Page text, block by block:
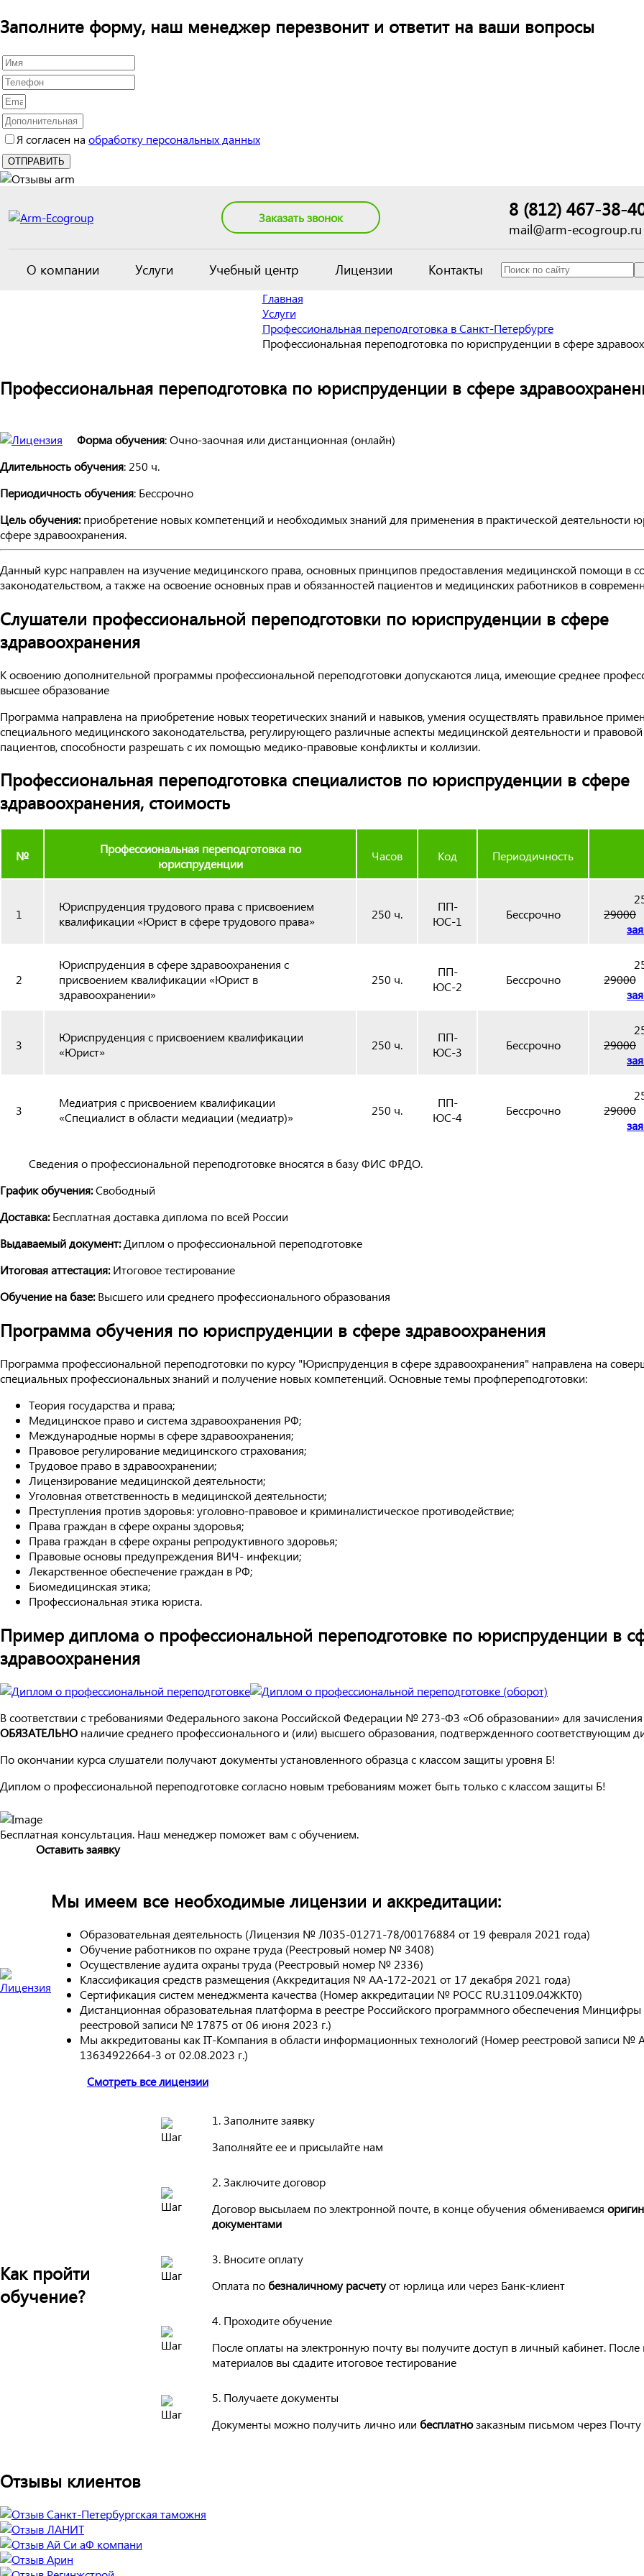
Заполните форму, наш менеджер перезвонит и ответит на ваши вопросы
Я согласен на обработку персональных данных
Заказать звонок 8 (812) 467-38-
mail@arm-ecogroup.ru
О компании Услуги Учебный центр Лицензии Контакты
Главная
Услуги
Профессиональная переподготовка в Санкт-Петербурге
Профессиональная переподготовка по юриспруденции в сфере
Профессиональная переподготовка по юриспруденции в сфере
Форма обучения: Очно-заочная или дистанционная (онлайн)
Длительность обучения: 250 ч.
Периодичность обучения: Бессрочно
Цель обучения:приобретение новых компетенций и необходимых знаний для применения в практической деятельности
сфере здравоохранения.
Данный курс направлен на изучение медицинского права, основных принципов предоставления медицинской помощи в
законодательством, а также на освоение основных прав и обязанностей пациентов и медицинских работников в
Слушатели профессиональной переподготовки по юриспруденции в сфере
здравоохранения
К освоению дополнительной программы профессиональной переподготовки допускаются лица, имеющие среднее
высшее образование
Программа направлена на приобретение новых теоретических знаний и навыков, умения осуществлять правильное
специального медицинского законодательства, регулирующего различные аспекты медицинской деятельности и правовой
пациентов, способности разрешать с их помощью медико-правовые конфликты и коллизии.
Профессиональная переподготовка специалистов по юриспруденции в сфере
здравоохранения, стоимость
№
Профессиональная переподготовка по
юриспруденции
Часов Код Периодичность
1
Юриспруденция трудового права с присвоением
квалификации «Юрист в сфере трудового права»
250 ч.
ПП-
ЮС-1
Бессрочно
29000
2
Юриспруденция в сфере здравоохранения с
присвоением квалификации «Юрист в
здравоохранении»
250 ч.
ПП-
ЮС-2
Бессрочно
29000
3
Юриспруденция с присвоением квалификации
«Юрист»
250 ч.
ПП-
ЮС-3
Бессрочно
29000
3
Медиатрия с присвоением квалификации
«Специалист в области медиации (медиатр)»
250 ч.
ПП-
ЮС-4
Бессрочно
29000
Сведения о профессиональной переподготовке вносятся в базу ФИС ФРДО.
График обучения:Свободный
Доставка:Бесплатная доставка диплома по всей России
Выдаваемый документ:Диплом о профессиональной переподготовке
Итоговая аттестация:Итоговое тестирование
Обучение на базе:Высшего или среднего профессионального образования
Программа обучения по юриспруденции в сфере здравоохранения
Программа профессиональной переподготовки по курсу "Юриспруденция в сфере здравоохранения" направлена на
специальных профессиональных знаний и получение новых компетенций. Основные темы профпереподготовки:
Теория государства и права;
Медицинское право и система здравоохранения РФ;
Международные нормы в сфере здравоохранения;
Правовое регулирование медицинского страхования;
Трудовое право в здравоохранении;
Лицензирование медицинской деятельности;
Уголовная ответственность в медицинской деятельности;
Преступления против здоровья: уголовно-правовое и криминалистическое противодействие;
Права граждан в сфере охраны здоровья;
Права граждан в сфере охраны репродуктивного здоровья;
Правовые основы предупреждения ВИЧ- инфекции;
Лекарственное обеспечение граждан в РФ;
Биомедицинская этика;
Профессиональная этика юриста.
Пример диплома о профессиональной переподготовке по юриспруденции в
здравоохранения
В соответствии с требованиями Федерального закона Российской Федерации № 273-ФЗ «Об образовании» для зачисления
ОБЯЗАТЕЛЬНО наличие среднего профессионального и (или) высшего образования, подтвержденного соответствующим
По окончании курса слушатели получают документы установленного образца с классом защиты уровня Б!
Диплом о профессиональной переподготовке согласно новым требованиям может быть только с классом защиты Б!
Бесплатная консультация. Наш менеджер поможет вам с обучением.
Оставить заявку
Мы имеем все необходимые лицензии и аккредитации:
Образовательная деятельность (Лицензия № Л035-01271-78/00176884 от 19 февраля 2021 года)
Обучение работников по охране труда (Реестровый номер № 3408)
Осуществление аудита охраны труда (Реестровый номер № 2336)
Классификация средств размещения (Аккредитация № АА-172-2021 от 17 декабря 2021 года)
Сертификация систем менеджмента качества (Номер аккредитации № РОСС RU.31109.04ЖКТ0)
Дистанционная образовательная платформа в реестре Российского программного обеспечения
реестровой записи № 17875 от 06 июня 2023 г.)
Мы аккредитованы как IT-Компания в области информационных технологий (Номер реестровой записи
13634922664-3 от 02.08.2023 г.)
Смотреть все лицензии
Как пройти
обучение?
1. Заполните заявку
Заполняйте ее и присылайте нам
2. Заключите договор
Договор высылаем по электронной почте, в конце обучения обмениваемся
документами
3. Вносите оплату
Оплата по безналичному расчетуот юрлица или через Банк-клиент
4. Проходите обучение
После оплаты на электронную почту вы получите доступ в личный кабинет. После
материалов вы сдадите итоговое тестирование
5. Получаете документы
Документы можно получить лично или бесплатнозаказным письмом через Почту
Отзывы клиентов